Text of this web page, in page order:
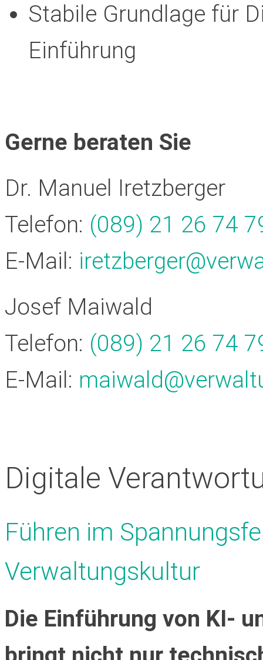
Stabile Grundlage für
Einführung
Gerne beraten Sie
Dr. Manuel Iretzberger
Telefon: (089) 21 26 74
E-Mail:
Josef Maiwald
Telefon: (089) 21 26 74
E-Mail:
Digitale
Führen im
Verwaltungskultur
Die Einführung von KI-